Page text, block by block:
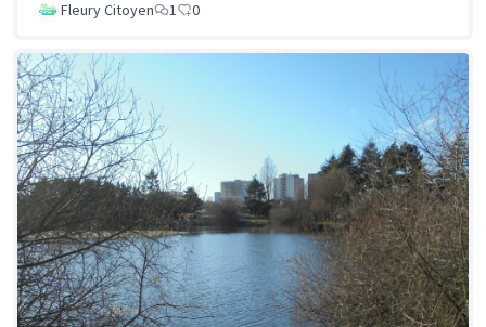
Fleury Citoyen
1 0